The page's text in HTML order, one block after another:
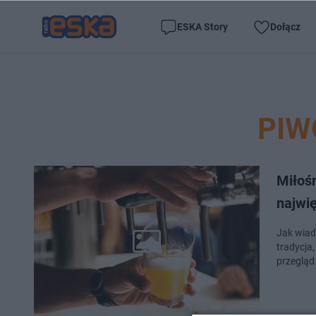
ESKA Story Dołącz
Jak
tradycja,
przegląd